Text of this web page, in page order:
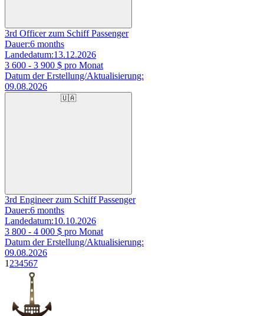
3rd Officer zum Schiff Passenger
Dauer:6 months
Landedatum:13.12.2026
3 600 - 3 900 $ pro Monat
Datum der Erstellung/Aktualisierung:
09.08.2026
🇺🇦
3rd Engineer zum Schiff Passenger
Dauer:6 months
Landedatum:10.10.2026
3 800 - 4 000 $ pro Monat
Datum der Erstellung/Aktualisierung:
09.08.2026
1 234567